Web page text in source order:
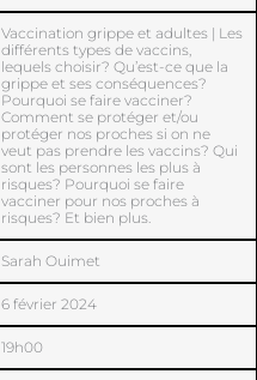
Vaccination grippe et adultes | Les
différents types de vaccins,
lequels choisir? Qu’est-ce que la
grippe et ses conséquences?
Pourquoi se faire vacciner?
Comment se protéger et/ou
protéger nos proches si on ne
veut pas prendre les vaccins? Qui
sont les personnes les plus à
risques? Pourquoi se faire
vacciner pour nos proches à
risques? Et bien plus.
Sarah Ouimet
6 février 2024
19h00